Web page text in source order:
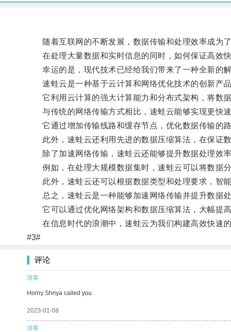
随着互联网的不断发展，数据传输和处理效率成为了
在处理大量数据和实时信息的同时，如何保证高效快
幸运的是，现代技术已经给我们带来了一种全新的解
速蛙云是一种基于云计算和网络优化技术的创新产品
它利用云计算的强大计算能力和分布式架构，将数据
与传统的网络传输方式相比，速蛙云能够实现更快速
它通过增加传输线路和缓存节点，优化数据传输的路
此外，速蛙云还利用先进的数据压缩算法，在保证数
除了加速网络传输，速蛙云还能够提升数据处理效率
例如，在处理大规模数据集时，速蛙云可以将数据分
此外，速蛙云还可以根据数据类型和处理要求，智能
总之，速蛙云是一种能够加速网络传输并提升数据处
它可以通过优化网络架构和数据压缩算法，大幅提高
在信息时代的浪潮中，速蛙云为我们构建高效快速的
#3#
评论
游客
Horny Shriya called you
2023-01-08
游客